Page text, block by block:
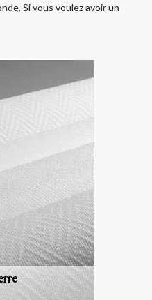
Si vous voulez avoir un